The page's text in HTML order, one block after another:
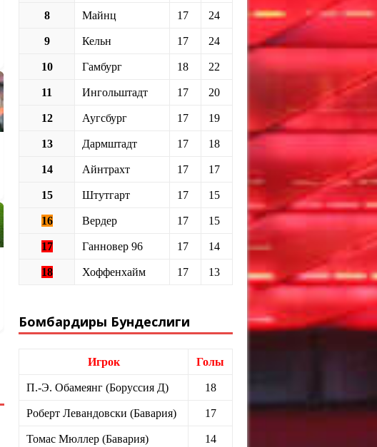
8 Майнц 17 24
9 Кельн 17 24
10 Гамбург 18 22
11 Ингольштадт 17 20
12 Аугсбург 17 19
13 Дармштадт 17 18
14 Айнтрахт 17 17
15 Штутгарт 17 15
16 Вердер 17 15
17 Ганновер 96 17 14
18 Хоффенхайм 17 13
Бомбардиры Бундеслиги
Игрок Голы
П.-Э. Обамеянг (Боруссия Д) 18
Роберт Левандовски (Бавария) 17
Томас Мюллер (Бавария) 14